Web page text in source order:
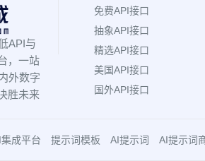
API与
，一站
外数字
胜未来
免费API接口
抽象API接口
精选API接口
美国API接口
国外API接口
成平台 提示词模板 AI提示词 AI提示词